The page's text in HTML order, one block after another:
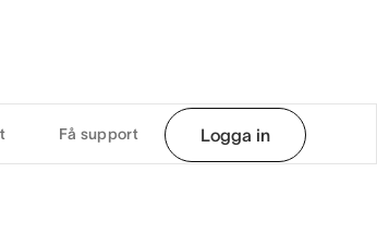
Få support Logga in